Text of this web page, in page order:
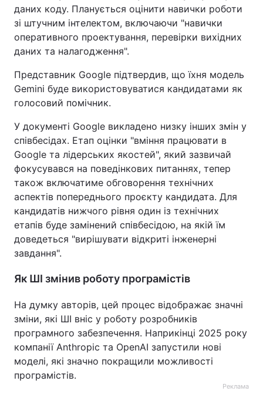
даних коду. Планується оцінити навички роботи
зі штучним інтелектом, включаючи "навички
оперативного проектування, перевірки вихідних
даних та налагодження".
Представник Google підтвердив, що їхня модель
Gemini буде використовуватися кандидатами як
голосовий помічник.
У документі Google викладено низку інших змін у
співбесідах. Етап оцінки "вміння працювати в
Google та лідерських якостей", який зазвичай
фокусувався на поведінкових питаннях, тепер
також включатиме обговорення технічних
аспектів попереднього проєкту кандидата. Для
кандидатів нижчого рівня один із технічних
етапів буде замінений співбесідою, на якій їм
доведеться "вирішувати відкриті інженерні
завдання".
Як ШІ змінив роботу програмістів
На думку авторів, цей процес відображає значні
зміни, які ШІ вніс у роботу розробників
програмного забезпечення. Наприкінці 2025 року
компанії Anthropic та OpenAI запустили нові
моделі, які значно покращили можливості
програмістів.
Реклама